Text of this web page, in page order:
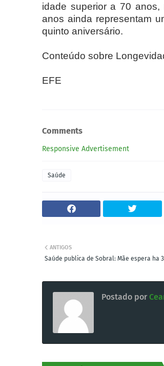
idade superior a 70
anos ainda representam
quinto aniversário.
Conteúdo sobre
EFE
Comments
Responsive Advertisement
Saúde
ANTIGOS
Saúde publica de Sobral: Mãe espera ha
Postado por